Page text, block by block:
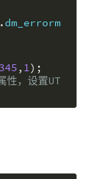
. dm_errorm
, 1);
，设置UT